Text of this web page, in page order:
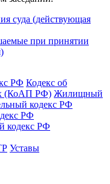
суда (действующая
при принятии
РФ Кодекс об
(КоАП РФ) Жилищный
кодекс РФ
РФ
кодекс РФ
Уставы